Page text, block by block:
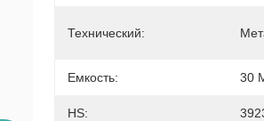
Технический:
Емкость: 30
HS: